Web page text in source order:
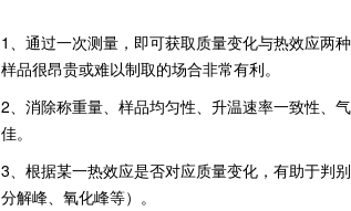
1、通过一次测量，即可获取质量变化与热效应两
样品很昂贵或难以制取的场合非常有利。
2、消除称重量、样品均匀性、升温速率一致性、
佳。
3、根据某一热效应是否对应质量变化，有助于判
分解峰、氧化峰等）。